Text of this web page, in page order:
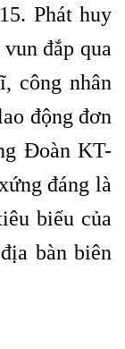
Phát huy
đắp qua
công nhân
động đơn
Đoàn KT-
đáng là
biểu của
bàn biên